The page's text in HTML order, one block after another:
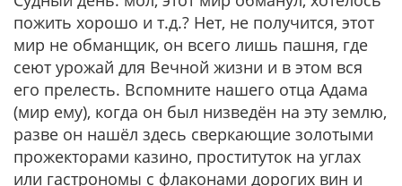
пожить хорошо и т.д.? Нет, не получится, этот
мир не обманщик, он всего лишь пашня, где
сеют урожай для Вечной жизни и в этом вся
его прелесть. Вспомните нашего отца Адама
(мир ему), когда он был низведён на эту землю,
разве он нашёл здесь сверкающие золотыми
прожекторами казино, проституток на углах
или гастрономы с флаконами дорогих вин и